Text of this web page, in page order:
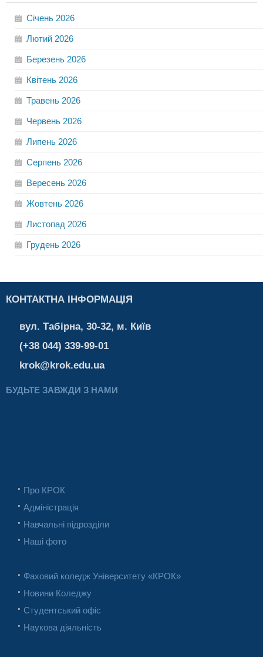
Січень 2026
Лютий 2026
Березень 2026
Квітень 2026
Травень 2026
Червень 2026
Липень 2026
Серпень 2026
Вересень 2026
Жовтень 2026
Листопад 2026
Грудень 2026
КОНТАКТНА ІНФОРМАЦІЯ
вул. Табірна, 30-32, м. Київ
(+38 044) 339-99-01
krok@krok.edu.ua
БУДЬТЕ ЗАВЖДИ З НАМИ
Про КРОК
Адміністрація
Навчальні підрозділи
Наші фото
Фаховий коледж Університету «КРОК»
Новини Коледжу
Студентський офіс
Наукова діяльність